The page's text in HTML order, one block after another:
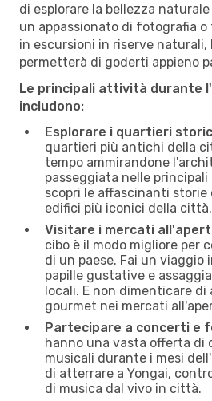
di esplorare la bellezza
un appassionato di fotografia
in escursioni in riserve
permetterà di goderti appieno
Le principali attività durante
includono:
Esplorare i quartieri
quartieri più antichi della
tempo ammirandone
passeggiata nelle
scopri le affascinanti
edifici più iconici della città.
Visitare i mercati
cibo è il modo migliore per
di un paese. Fai un viaggio
papille gustative e
locali. E non dimenticare
gourmet nei mercati
Partecipare a concerti e
hanno una vasta offerta di
musicali durante i mesi
di atterrare a Yongai,
di musica dal vivo in città.